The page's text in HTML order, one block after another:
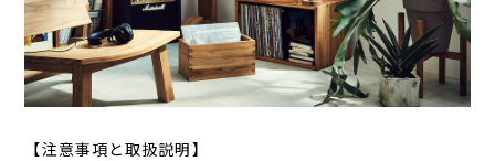
【注意事項と取扱説明】